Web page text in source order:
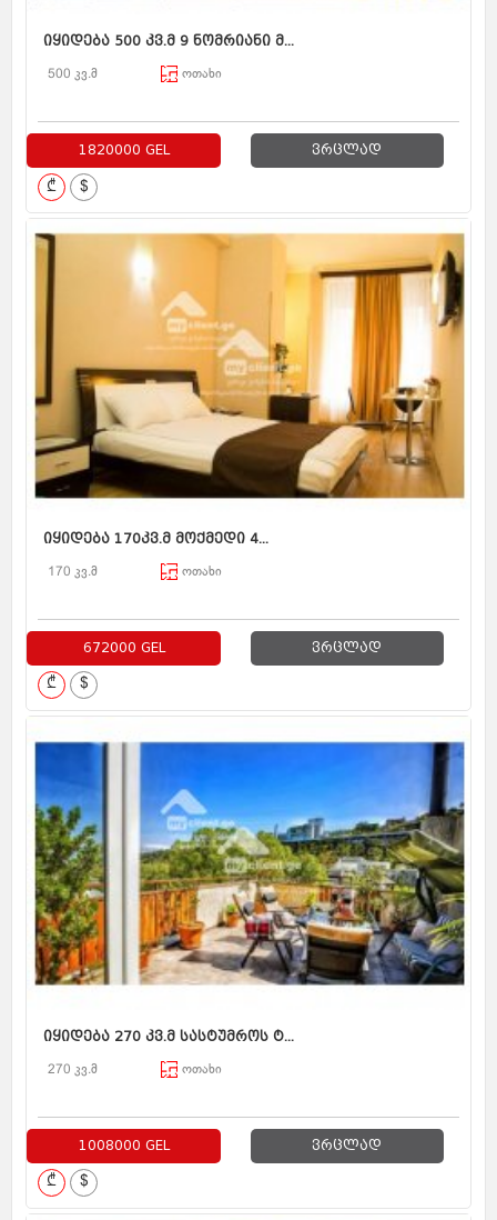
იყიდება 500 კვ.მ 9 ნომრიანი მ...
500 კვ.მ ოთახი
1820000 GEL ვრცლად
₾ $
იყიდება 170კვ.მ მოქმედი 4...
170 კვ.მ ოთახი
672000 GEL ვრცლად
₾ $
იყიდება 270 კვ.მ სასტუმროს ტ...
270 კვ.მ ოთახი
1008000 GEL ვრცლად
₾ $